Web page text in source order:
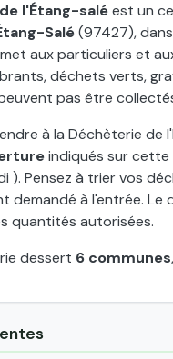
l'Étang-saléest un
Salé(97427),
aux particuliers et
déchets verts,
pas être
à la Déchèterie de
indiqués sur cette
). Pensez à trier vos
demandé à l'entrée.
quantités autorisées.
dessert 6 communes